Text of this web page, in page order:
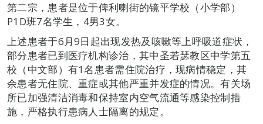
第二宗，患者是位于俾利喇街的镜平学校（小学部）
P1D班7名学生，4男3女。
上述患者于6月9日起出现发热及咳嗽等上呼吸道症状，
部分患者已到医疗机构诊治，其中圣若瑟教区中学第五
校（中文部）有1名患者需住院治疗，现病情稳定，其
余患者无住院、重症或其他严重并发症的情况。有关场
所已加强清洁消毒和保持室内空气流通等感染控制措
施，严格执行患病人士隔离的规定。